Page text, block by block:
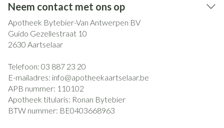
Neem contact met ons op
Apotheek Bytebier-Van Antwerpen BV
Guido Gezellestraat 10
2630 Aartselaar
Telefoon: 03 887 23 20
E-mailadres: info@apotheekaartselaar.be
APB nummer: 110102
Apotheek titularis: Ronan Bytebier
BTW nummer: BE0403668963